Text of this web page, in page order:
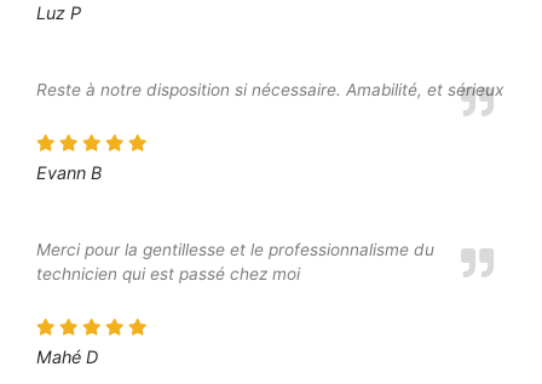
Luz P
Reste à notre disposition si nécessaire. Amabilité, et sérieux
Evann B
Merci pour la gentillesse et le professionnalisme du
technicien qui est passé chez moi
Mahé D